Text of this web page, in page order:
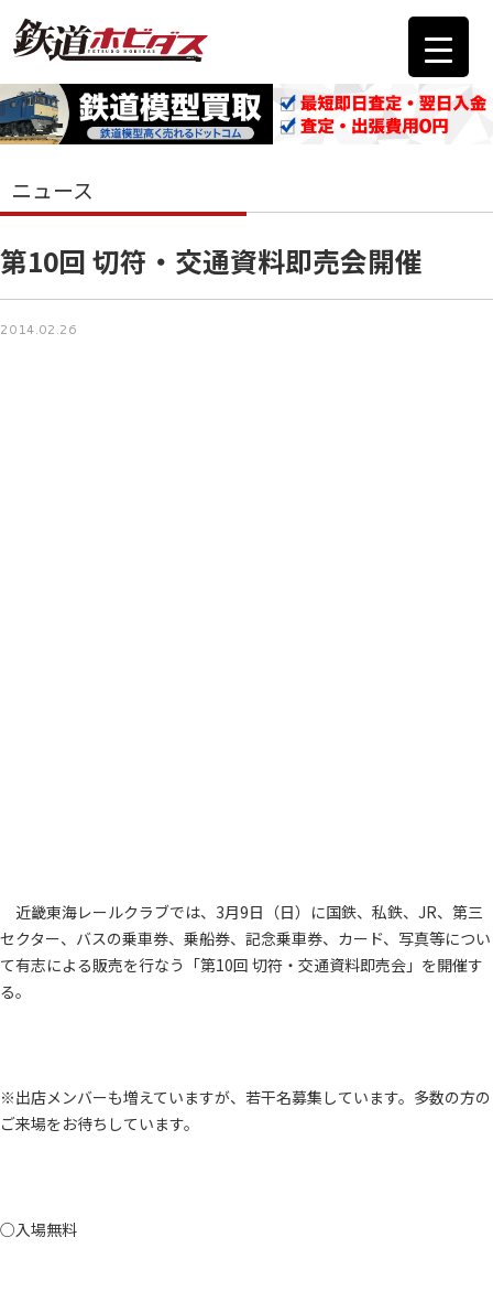
ニュース
第10回 切符・交通資料即売会開催
2014.02.26
近畿東海レールクラブでは、3月9日（日）に国鉄、私鉄、JR、第三
セクター、バスの乗車券、乗船券、記念乗車券、カード、写真等につい
て有志による販売を行なう「第10回 切符・交通資料即売会」を開催す
る。
※出店メンバーも増えていますが、若干名募集しています。多数の方の
ご来場をお待ちしています。
○入場無料